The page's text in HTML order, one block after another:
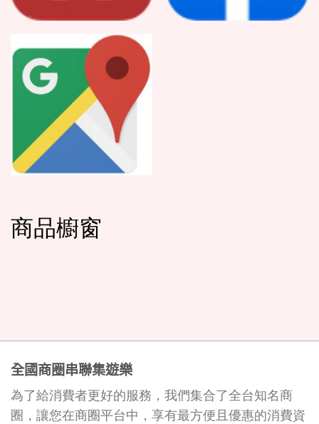
商品櫥窗
全國商圈串聯集遊樂
為了給消費者更好的服務，我們集合了全台知名商
圈，讓您在商圈平台中，享有最方便且優惠的消費資